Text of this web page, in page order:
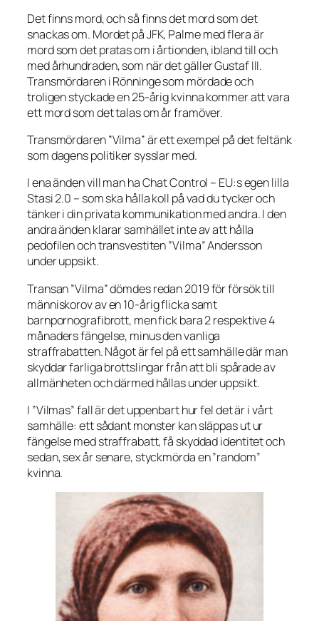
Det finns mord, och så finns det mord som det
snackas om. Mordet på JFK, Palme med flera är
mord som det pratas om i årtionden, ibland till och
med århundraden, som när det gäller Gustaf III.
Transmördaren i Rönninge som mördade och
troligen styckade en 25-årig kvinna kommer att vara
ett mord som det talas om år framöver.
Transmördaren ”Vilma” är ett exempel på det feltänk
som dagens politiker sysslar med.
I ena änden vill man ha Chat Control – EU:s egen lilla
Stasi 2.0 – som ska hålla koll på vad du tycker och
tänker i din privata kommunikation med andra. I den
andra änden klarar samhället inte av att hålla
pedofilen och transvestiten ”Vilma” Andersson
under uppsikt.
Transan ”Vilma” dömdes redan 2019 för försök till
människorov av en 10-årig flicka samt
barnpornografibrott, men fick bara 2 respektive 4
månaders fängelse, minus den vanliga
straffrabatten. Något är fel på ett samhälle där man
skyddar farliga brottslingar från att bli spårade av
allmänheten och därmed hållas under uppsikt.
I ”Vilmas” fall är det uppenbart hur fel det är i vårt
samhälle: ett sådant monster kan släppas ut ur
fängelse med straffrabatt, få skyddad identitet och
sedan, sex år senare, styckmörda en ”random”
kvinna.